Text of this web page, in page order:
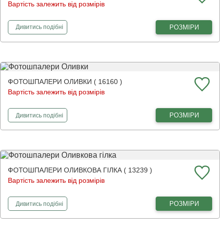
Вартість залежить від розмірів
Дивитисьфотошпалери
подібні РОЗМІРИ
ФОТОШПАЛЕРИ ОЛИВКИ ( 16160 )
Вартість залежить від розмірів
Дивитисьфотошпалери
подібні РОЗМІРИ
ФОТОШПАЛЕРИ ОЛИВКОВА ГІЛКА ( 13239 )
Вартість залежить від розмірів
Дивитисьфотошпалери
подібні РОЗМІРИ